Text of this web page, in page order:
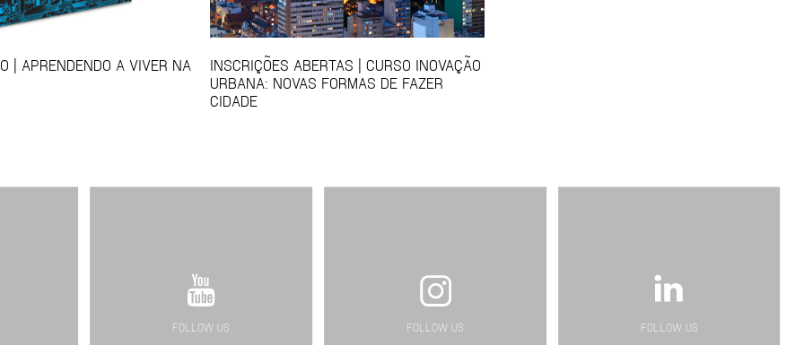
| APRENDENDO A VIVER NA
INSCRIÇÕES ABERTAS | CURSO INOVAÇÃO
URBANA: NOVAS FORMAS DE FAZER
CIDADE
FOLLOW US FOLLOW US FOLLOW US